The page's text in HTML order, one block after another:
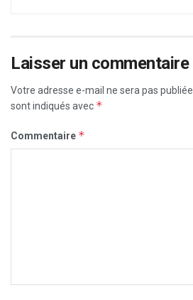
Laisser un commentaire
Votre adresse e-mail ne sera pas publiée.
sont indiqués avec *
Commentaire *